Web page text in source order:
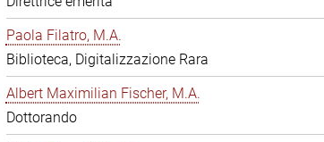
Paola Filatro, M.A.
Biblioteca, Digitalizzazione Rara
Albert Maximilian Fischer, M.A.
Dottorando